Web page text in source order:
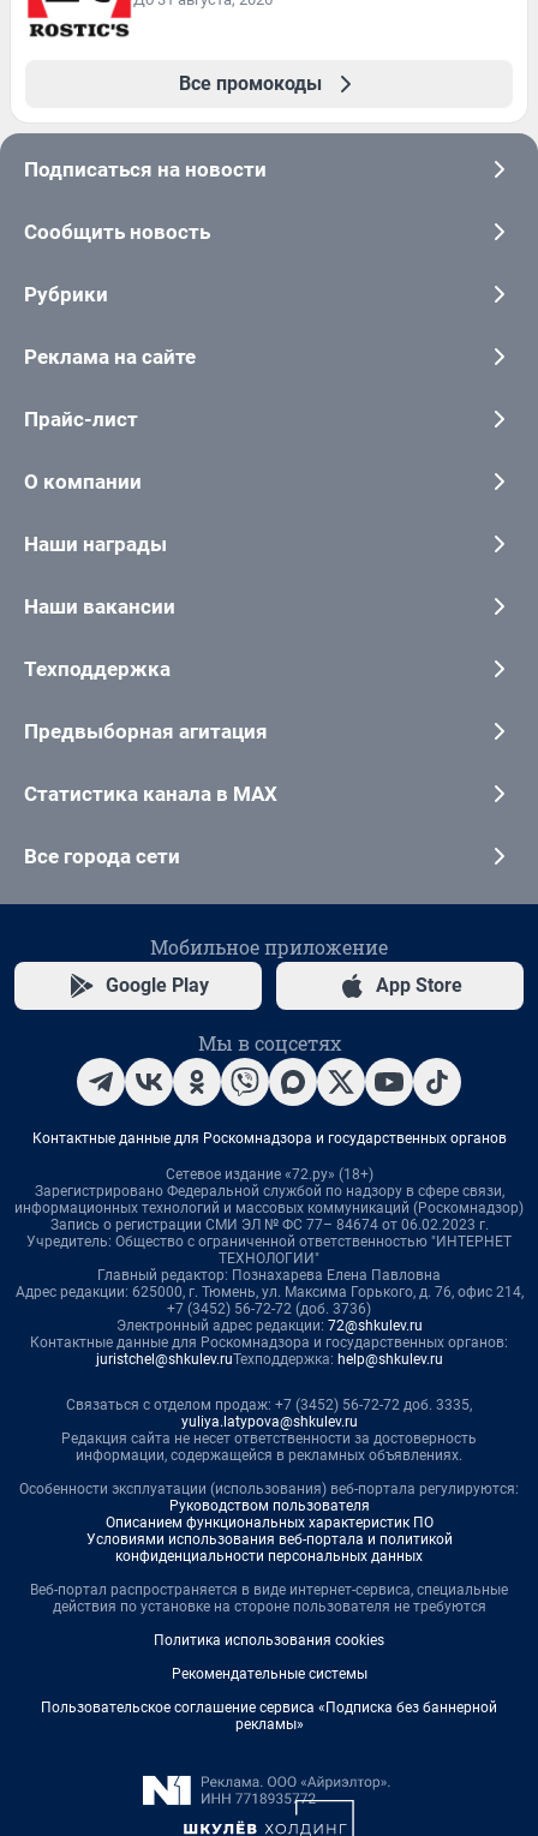
Все промокоды
Подписаться на новости
Сообщить новость
Рубрики
Реклама на сайте
Прайс-лист
О компании
Наши награды
Наши вакансии
Техподдержка
Предвыборная агитация
Статистика канала в MAX
Все города сети
Мобильное приложение
Google Play App Store
Мы в соцсетях
Контактные данные для Роскомнадзора и государственных органов
Сетевое издание «72.ру» (18+)
Зарегистрировано Федеральной службой по надзору в сфере связи,
информационных технологий и массовых коммуникаций (Роскомнадзор)
Запись о регистрации СМИ ЭЛ № ФС 77– 84674 от 06.02.2023 г.
Учредитель: Общество с ограниченной ответственностью "ИНТЕРНЕТ
ТЕХНОЛОГИИ"
Главный редактор: Познахарева Елена Павловна
Адрес редакции: 625000, г. Тюмень, ул. Максима Горького, д. 76, офис 214,
+7 (3452) 56-72-72 (доб. 3736)
Электронный адрес редакции: 72@shkulev.ru
Контактные данные для Роскомнадзора и государственных органов:
juristchel@shkulev.ruТехподдержка: help@shkulev.ru
Связаться с отделом продаж: +7 (3452) 56-72-72 доб. 3335,
yuliya.latypova@shkulev.ru
Редакция сайта не несет ответственности за достоверность
информации, содержащейся в рекламных объявлениях.
Особенности эксплуатации (использования) веб-портала регулируются:
Руководством пользователя
Описанием функциональных характеристик ПО
Условиями использования веб-портала и политикой
конфиденциальности персональных данных
Веб-портал распространяется в виде интернет-сервиса, специальные
действия по установке на стороне пользователя не требуются
Политика использования cookies
Рекомендательные системы
Пользовательское соглашение сервиса «Подписка без баннерной
рекламы»